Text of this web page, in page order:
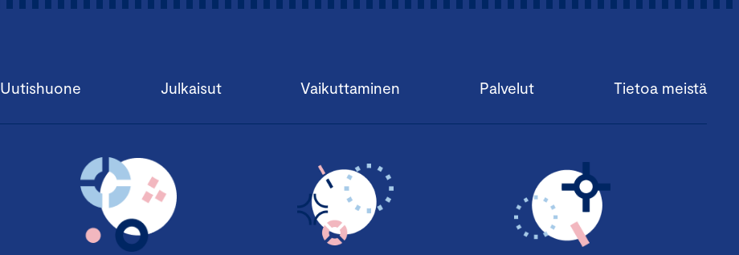
Uutishuone Julkaisut Vaikuttaminen Palvelut Tietoa meistä